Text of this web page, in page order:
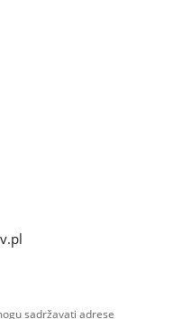
sadržavati adrese